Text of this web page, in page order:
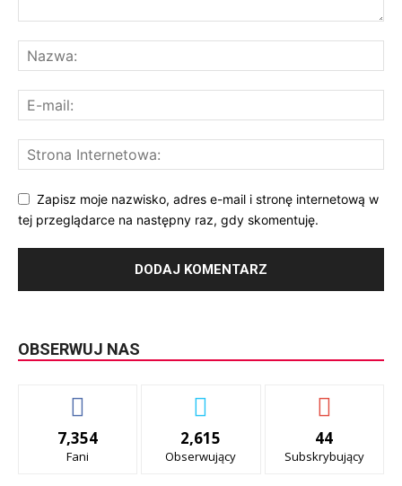
Zapisz moje nazwisko, adres e-mail i stronę internetową w
tej przeglądarce na następny raz, gdy skomentuję.
OBSERWUJ NAS
7,354
Fani
2,615
Obserwujący
44
Subskrybujący